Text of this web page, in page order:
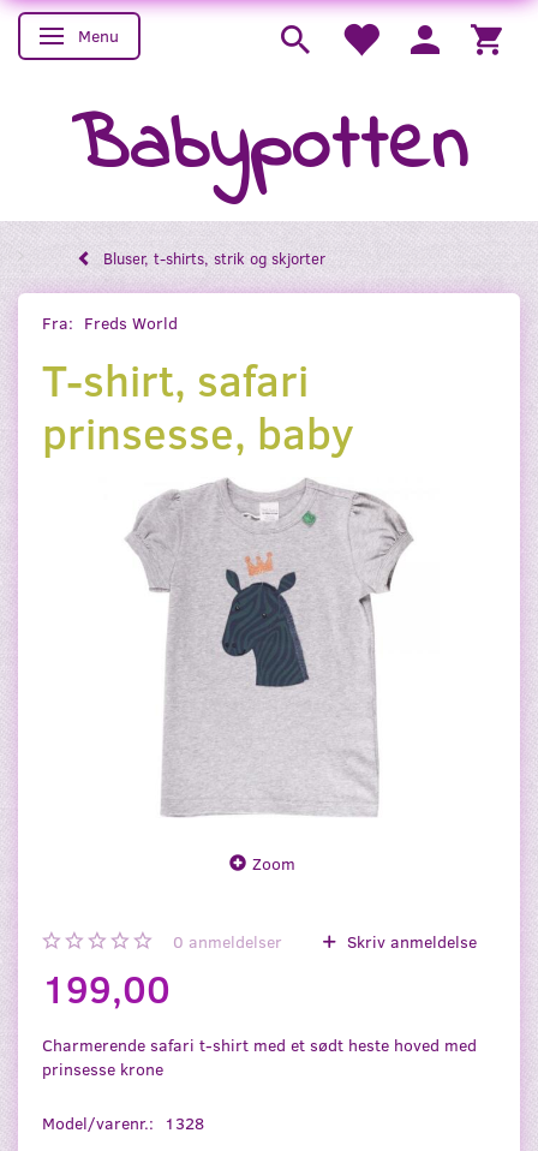
Skifte navigation
Menu
Babypotten
Bluser, t-shirts, strik og skjorter
Fra: Freds World
T-shirt, safari
prinsesse, baby
Zoom
0 anmeldelser Skriv anmeldelse
199,00
Charmerende safari t-shirt med et sødt heste hoved med
prinsesse krone
Model/varenr.:
1328